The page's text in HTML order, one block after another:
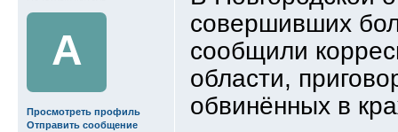
совершивших
сообщили
области,
обвинённых в
A
Просмотреть профиль
Отправить сообщение